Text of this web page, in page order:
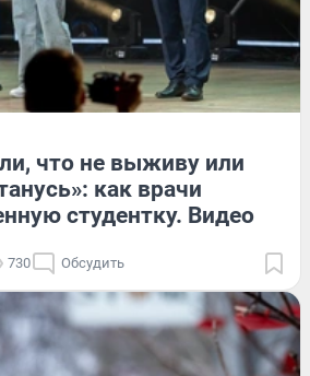
что не выживу или
как врачи
студентку. Видео
730 Обсудить